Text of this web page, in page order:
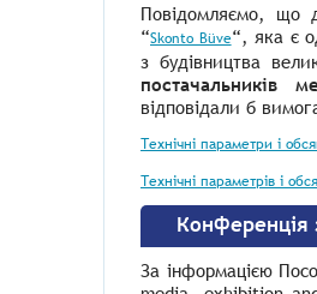
Повідомляємо, що
“Skonto Büve“,яка є
з будівництва
постачальників
відповідали б
Технічні параметри і
Технічні параметрів і
Конференція
За інформацією